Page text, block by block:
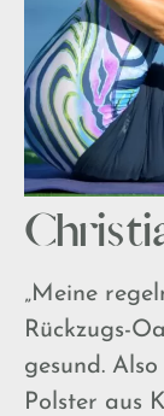
„Meine
Rückzugs-
gesund.
Polster aus